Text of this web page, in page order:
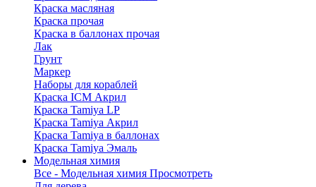
Краска масляная
Краска прочая
Краска в баллонах прочая
Лак
Грунт
Маркер
Наборы для кораблей
Краска ICM Акрил
Краска Tamiya LP
Краска Tamiya Акрил
Краска Tamiya в баллонах
Краска Tamiya Эмаль
Модельная химия
Все - Модельная химия Просмотреть